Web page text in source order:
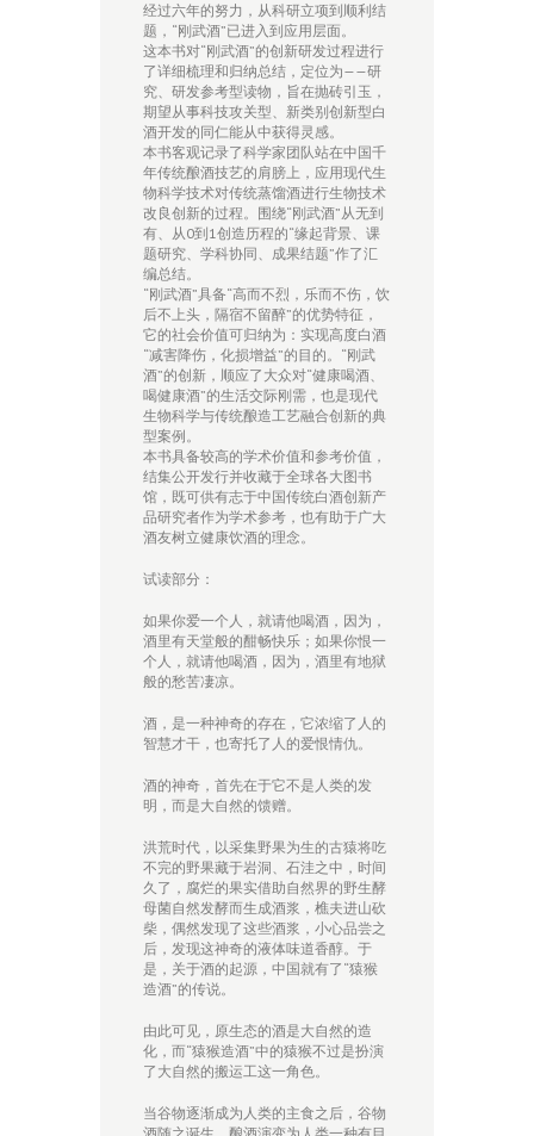
经过六年的努力，从科研立项到顺利结
题，“刚武酒”已进入到应用层面。
这本书对“刚武酒”的创新研发过程进行
了详细梳理和归纳总结，定位为——研
究、研发参考型读物，旨在抛砖引玉，
期望从事科技攻关型、新类别创新型白
酒开发的同仁能从中获得灵感。
本书客观记录了科学家团队站在中国千
年传统酿酒技艺的肩膀上，应用现代生
物科学技术对传统蒸馏酒进行生物技术
改良创新的过程。围绕“刚武酒”从无到
有、从0到1创造历程的“缘起背景、课
题研究、学科协同、成果结题”作了汇
编总结。
“刚武酒”具备“高而不烈，乐而不伤，饮
后不上头，隔宿不留醉”的优势特征，
它的社会价值可归纳为：实现高度白酒
“减害降伤，化损增益”的目的。“刚武
酒”的创新，顺应了大众对“健康喝酒、
喝健康酒”的生活交际刚需，也是现代
生物科学与传统酿造工艺融合创新的典
型案例。
本书具备较高的学术价值和参考价值，
结集公开发行并收藏于全球各大图书
馆，既可供有志于中国传统白酒创新产
品研究者作为学术参考，也有助于广大
酒友树立健康饮酒的理念。
试读部分：
如果你爱一个人，就请他喝酒，因为，
酒里有天堂般的酣畅快乐；如果你恨一
个人，就请他喝酒，因为，酒里有地狱
般的愁苦凄凉。
酒，是一种神奇的存在，它浓缩了人的
智慧才干，也寄托了人的爱恨情仇。
酒的神奇，首先在于它不是人类的发
明，而是大自然的馈赠。
洪荒时代，以采集野果为生的古猿将吃
不完的野果藏于岩洞、石洼之中，时间
久了，腐烂的果实借助自然界的野生酵
母菌自然发酵而生成酒浆，樵夫进山砍
柴，偶然发现了这些酒浆，小心品尝之
后，发现这神奇的液体味道香醇。于
是，关于酒的起源，中国就有了“猿猴
造酒”的传说。
由此可见，原生态的酒是大自然的造
化，而“猿猴造酒”中的猿猴不过是扮演
了大自然的搬运工这一角色。
当谷物逐渐成为人类的主食之后，谷物